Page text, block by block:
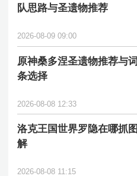
队思路与圣遗物推荐
2026-08-09 09:00
原神桑多涅圣遗物推荐与词
条选择
2026-08-08 12:33
洛克王国世界罗隐在哪抓图
解
2026-08-08 11:15